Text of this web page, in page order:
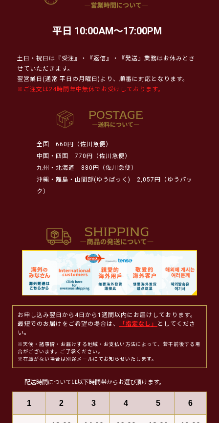
平日 10:00AM～17:00PM
土日・祝日は『受注』・『返信』・『発送』業務はお休みとさ
せていただきます。
翌営業日(通常 平日の月曜日)より、順番に対応となります。
※ご注文は24時間年中無休でお受けしております。
全国
660円（佐川急便）
中国・四国
770円（佐川急便）
九州・北海道
880円（佐川急便）
沖縄・離島・山間部(ゆうぱっく)
2,057円（ゆうパッ
ク）
お申し込み翌日から4日から1週間以内にお届けしております。
最短でのお届けをご希望の場合は、
「指定なし」
としてくださ
い。
※天候・諸事情・お届けする地域・お支払い方法によって、若干前後する場
合がございます。ご了承ください。
※在庫がない場合は別途メールにてお知らせいたします。
配送時間については以下時間帯からお選び頂けます。
1 2 3 4 5 6